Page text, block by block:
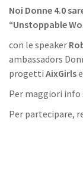
Noi Donne 4.0
“Unstoppable
con le speaker
ambassadors
progetti AixGirlse
Per maggiori info
Per partecipare,